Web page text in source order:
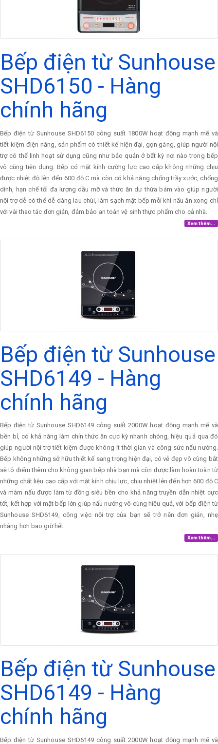
Bếp điện từ Sunhouse
SHD6150 - Hàng
chính hãng
Bếp điện từ Sunhouse SHD6150 công suất 1800W hoạt động mạnh mẽ và
tiết kiệm điện năng, sản phẩm có thiết kế hiện đại, gọn gàng, giúp người nội
trợ có thể linh hoạt sử dụng cũng như bảo quản ở bất kỳ nơi nào trong bếp
vô cùng tiện dụng. Bếp có mặt kính cường lực cao cấp không những chịu
được nhiệt độ lên đến 600 độ C mà còn có khả năng chống trầy xước, chống
dính, hạn chế tối đa lượng dầu mỡ và thức ăn dư thừa bám vào giúp người
nội trợ dễ có thể dễ dàng lau chùi, làm sạch mặt bếp mỗi khi nấu ăn xong chỉ
với vài thao tác đơn giản, đảm bảo an toàn vệ sinh thực phẩm cho cả nhà.
Xem thêm...
Bếp điện từ Sunhouse
SHD6149 - Hàng
chính hãng
Bếp điện từ Sunhouse SHD6149 công suất 2000W hoạt động mạnh mẽ và
bền bỉ, có khả năng làm chín thức ăn cực kỳ nhanh chóng, hiệu quả qua đó
giúp người nội trợ tiết kiệm được không ít thời gian và công sức nấu nướng.
Bếp không những sở hữu thiết kế sang trọng hiện đại, có vẻ đẹp vô cùng bắt
sẽ tô điểm thêm cho không gian bếp nhà bạn mà còn được làm hoàn toàn từ
những chất liệu cao cấp với mặt kính chịu lực, chịu nhiệt lên đến hơn 600 độ C
và mâm nấu được làm từ đồng siêu bền cho khả năng truyền dẫn nhiệt cực
tốt, kết hợp với mặt bếp lớn giúp nấu nướng vô cùng hiệu quả, với bếp điện từ
Sunhouse SHD6149, công việc nội trợ của bạn sẽ trở nên đơn giản, nhẹ
nhàng hơn bao giờ hết.
Xem thêm...
Bếp điện từ Sunhouse
SHD6149 - Hàng
chính hãng
Bếp điện từ Sunhouse SHD6149 công suất 2000W hoạt động mạnh mẽ và